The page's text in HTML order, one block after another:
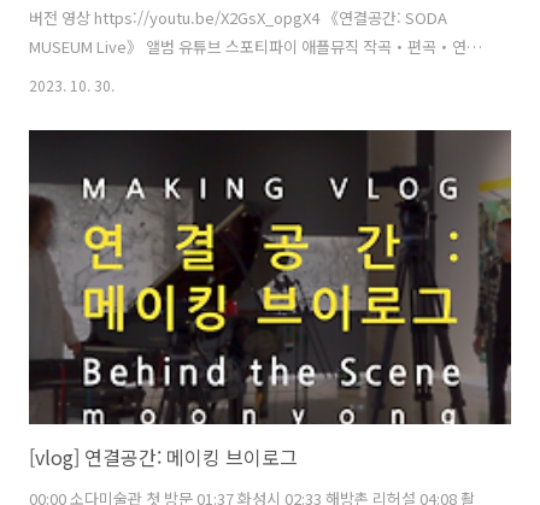
버전 영상 https://youtu.be/X2GsX_opgX4 《연결공간: SODA
MUSEUM Live》 앨범 유튜브 스포티파이 애플뮤직 작곡・편곡・연주
- 문용(moonyong) 대본・내레이션 - 문용(moonyong) 기획・행정 및
보조 스태프 - 홍종화 영상 - 유영균(STUDIO2F) 촬영 - 유영균 촬영 보조
스태프 - 황진규 음향 - 곽동준(K-SOUND) 음향 조감독 - 남동훈 협력 -
김민정 운영 매니저, 김채린 도슨트 [ 전시 ] 《불편한 미술관: 우리는 그
들에게(Us and Them)》 주최·주관 - 문타라엔터테인먼트 | 협력 - 소다
미술관,..
2023. 10. 30.
[vlog] 연결공간: 메이킹 브이로그
00:00 소다미술관 첫 방문 01:37 화성시 02:33 해방촌 리허설 04:08 촬